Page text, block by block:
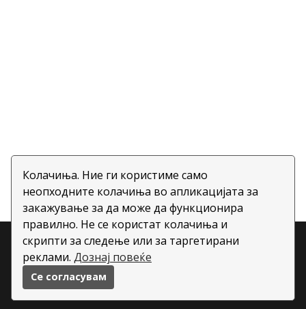
Колачиња. Ние ги користиме само
неопходните колачиња во апликацијата за
закажување за да може да функционира
правилно. Не се користат колачиња и
скрипти за следење или за таргетирани
реклами. Дознај повеќе
Се согласувам
Copyright ©2026 All rights reserved | This template is
made with
byColorlib